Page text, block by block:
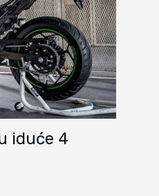
iduće 4